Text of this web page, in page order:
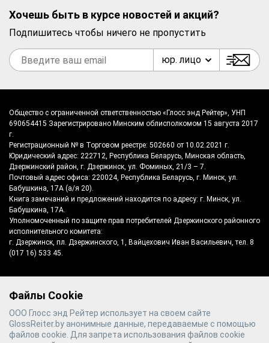
Файлы Cookie
ООО Глосс энд Рейтер использует на своем сайте
GlossReiter.by анонимные данные, передаваемые с помощью
файлов cookie. Для запрета использования файлов cookie
Хочешь быть в курсе новостей и акций?
Подпишитесь чтобы ничего не пропустить
юр. лицо
Общество с ограниченной ответственностью «Глосс энд Рейтер», УНП
690654415 Зарегистрировано Минским облисполкомом 15 августа 2017
г.
Регистрационный № в Торговом реестре: 502660 от 10.02.2021 г.
Юридический адрес: 222712, Республика Беларусь, Минская область,
Дзержинский район, г. Дзержинск, ул. Фоминых, 21/3 – 7.
Почтовый адрес офиса: 220024, Республика Беларусь, г. Минск, ул.
Бабушкина, 17А (а/я 20).
Книга замечаний и предложений находится по адресу: г. Минск, ул.
Бабушкина, 17А.
Уполномоченный по защите прав потребителей Дзержинского районного
исполнительного комитета:
г. Дзержинск, пл. Дзержинского, 1, Вайцехович Иван Васильевич, тел. 8
(017 16) 533 45.
©2026
Gloss & Reiter- производитель
полотенцесушителей №1 в Беларуси